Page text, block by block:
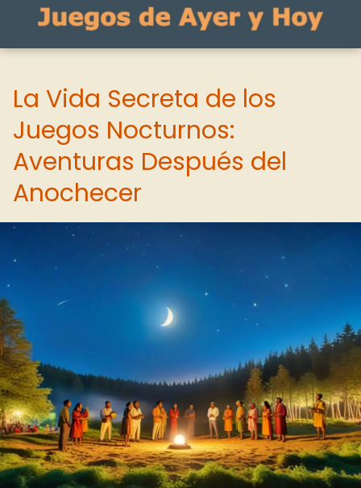
La Vida Secreta de los
Juegos Nocturnos:
Aventuras Después del
Anochecer